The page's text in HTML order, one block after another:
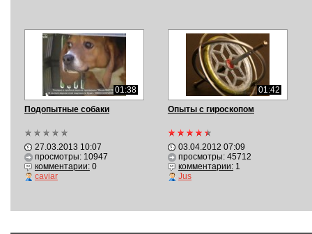
01:38
Подопытные собаки
27.03.2013 10:07
просмотры: 10947
комментарии:0
caviar
01:42
Опыты с гироскопом
03.04.2012 07:09
просмотры: 45712
комментарии:1
Jus